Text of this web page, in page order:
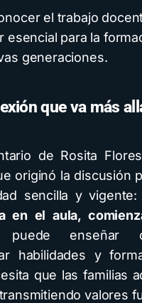
el trabajo
esencial para la
generaciones.
que va más
de Rosita
originó la discusión
sencilla y vigente:
en el aula,
puede enseñar
habilidades y
que las familias
valores